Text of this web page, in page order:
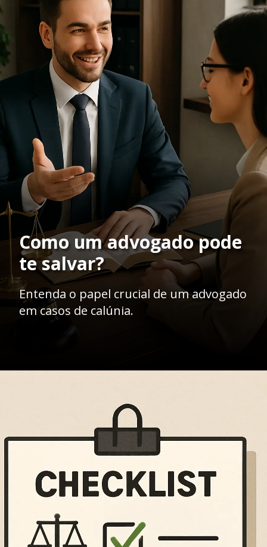
Como um advogado pode
te salvar?
Entenda o papel crucial de um advogado
em casos de calúnia.